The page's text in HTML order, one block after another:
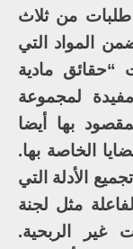
سبعة طلبات من ثلاث
المواد التي
“حقائق مادية
لمجموعة
بها أيضا
الخاصة بها.
الأدلة التي
مثل لجنة
غير الربحية.